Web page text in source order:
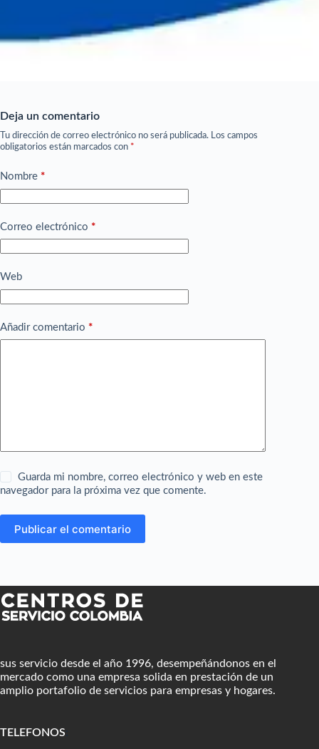
Deja un comentario
Tu dirección de correo electrónico no será publicada. Los campos
obligatorios están marcados con *
Nombre *
Correo electrónico *
Web
Añadir comentario *
Guarda mi nombre, correo electrónico y web en este
navegador para la próxima vez que comente.
Publicar el comentario
sus servicio desde el año 1996, desempeñándonos en el
mercado como una empresa solida en prestación de un
amplio portafolio de servicios para empresas y hogares.
TELEFONOS